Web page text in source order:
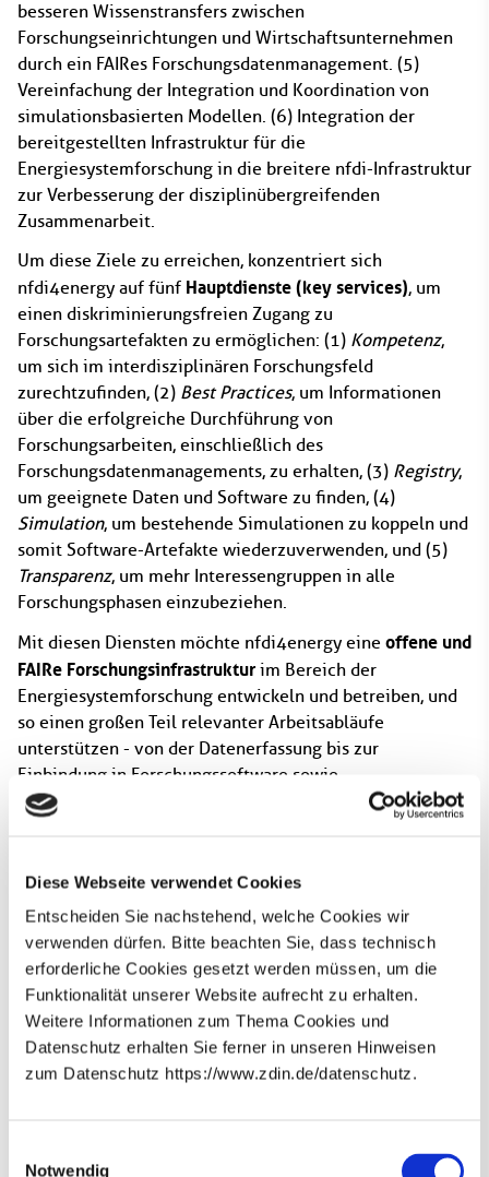
Diese Webseite verwendet Cookies
Entscheiden Sie nachstehend, welche Cookies wir
verwenden dürfen. Bitte beachten Sie, dass technisch
erforderliche Cookies gesetzt werden müssen, um die
Funktionalität unserer Website aufrecht zu erhalten.
Weitere Informationen zum Thema Cookies und
Datenschutz erhalten Sie ferner in unseren Hinweisen
zum Datenschutz https://www.zdin.de/datenschutz.
Notwendig
besseren Wissenstransfers zwischen
Forschungseinrichtungen und Wirtschaftsunternehmen
durch ein FAIRes Forschungsdatenmanagement. (5)
Vereinfachung der Integration und Koordination von
simulationsbasierten Modellen. (6) Integration der
bereitgestellten Infrastruktur für die
Energiesystemforschung in die breitere nfdi-Infrastruktur
zur Verbesserung der disziplinübergreifenden
Zusammenarbeit.
Um diese Ziele zu erreichen, konzentriert sich
nfdi4energy auf fünf Hauptdienste (key services), um
einen diskriminierungsfreien Zugang zu
Forschungsartefakten zu ermöglichen: (1) Kompetenz,
um sich im interdisziplinären Forschungsfeld
zurechtzufinden, (2) Best Practices, um Informationen
über die erfolgreiche Durchführung von
Forschungsarbeiten, einschließlich des
Forschungsdatenmanagements, zu erhalten, (3) Registry,
um geeignete Daten und Software zu finden, (4)
Simulation, um bestehende Simulationen zu koppeln und
somit Software-Artefakte wiederzuverwenden, und (5)
Transparenz, um mehr Interessengruppen in alle
Forschungsphasen einzubeziehen.
Mit diesen Diensten möchte nfdi4energy eine offene und
FAIRe Forschungsinfrastruktur im Bereich der
Energiesystemforschung entwickeln und betreiben, und
so einen großen Teil relevanter Arbeitsabläufe
unterstützen - von der Datenerfassung bis zur
Einbindung in Forschungssoftware sowie
Datenveröffentlichungen.
Abteilung für Digitalisierte Energiesysteme
Georg-August-Universität Göttingen
OFFIS Institut für Informatik
FuE-Bereich Energie
Soziologisches Forschungsinstitut Göttingen